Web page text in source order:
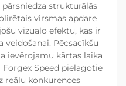
strukturālās
virsmas apdare
vizuālo efektu, kas ir
Pēcsacīkšu
ievērojamu kārtas laika
Forgex Speed pielāgotie
reālu konkurences